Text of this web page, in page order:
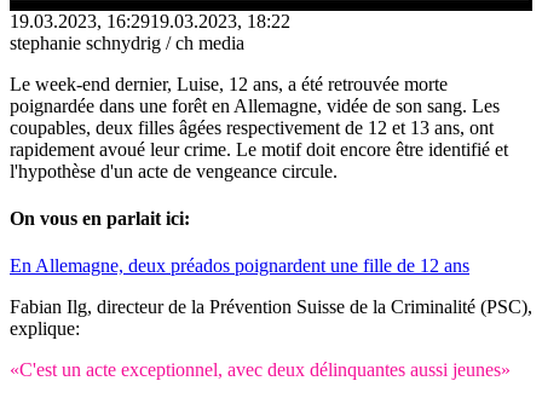
19.03.2023, 16:2919.03.2023, 18:22
stephanie schnydrig / ch media
Le week-end dernier, Luise, 12 ans, a été retrouvée morte
poignardée dans une forêt en Allemagne, vidée de son sang. Les
coupables, deux filles âgées respectivement de 12 et 13 ans, ont
rapidement avoué leur crime. Le motif doit encore être identifié et
l'hypothèse d'un acte de vengeance circule.
On vous en parlait ici:
En Allemagne, deux préados poignardent une fille de 12 ans
Fabian Ilg, directeur de la Prévention Suisse de la Criminalité (PSC),
explique:
«C'est un acte exceptionnel, avec deux délinquantes aussi jeunes»